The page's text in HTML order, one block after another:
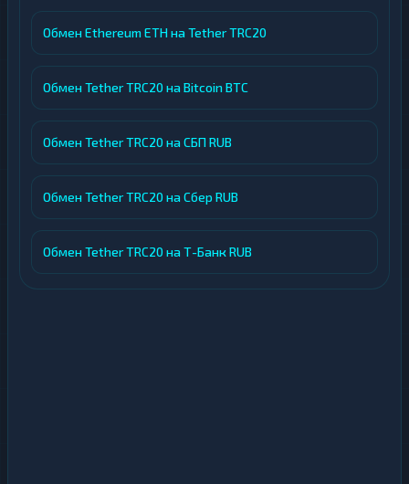
Обмен Ethereum ETH на Tether TRC20
Обмен Tether TRC20 на Bitcoin BTC
Обмен Tether TRC20 на СБП RUB
Обмен Tether TRC20 на Сбер RUB
Обмен Tether TRC20 на Т-Банк RUB